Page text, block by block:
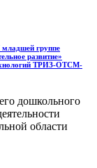
младшей группе
развитие»
ТРИЗ-ОТСМ-
дошкольного
области